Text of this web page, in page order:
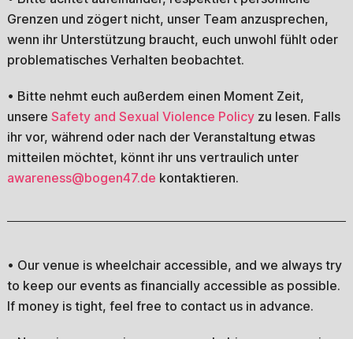
Grenzen und zögert nicht, unser Team anzusprechen,
wenn ihr Unterstützung braucht, euch unwohl fühlt oder
problematisches Verhalten beobachtet.
• Bitte nehmt euch außerdem einen Moment Zeit,
unsere Safety and Sexual Violence Policyzu lesen. Falls
ihr vor, während oder nach der Veranstaltung etwas
mitteilen möchtet, könnt ihr uns vertraulich unter
awareness@bogen47.de kontaktieren.
• Our venue is wheelchair accessible, and we always try
to keep our events as financially accessible as possible.
If money is tight, feel free to contact us in advance.